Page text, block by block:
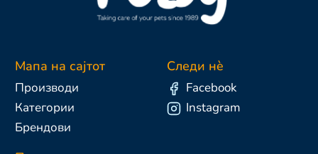
Мапа на сајтот
Производи
Категории
Брендови
Следи нè
Facebook
Instagram